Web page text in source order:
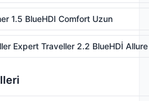
1.5 BlueHDI Comfort Uzun
Expert Traveller 2.2 BlueHDİ